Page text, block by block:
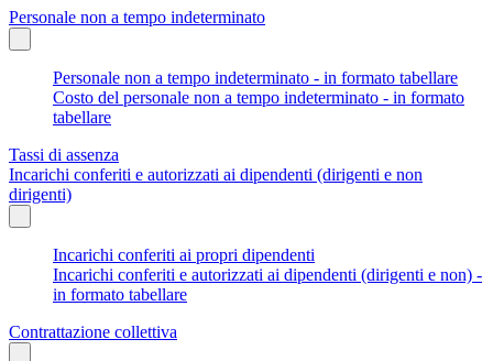
Personale non a tempo indeterminato
Personale non a tempo indeterminato - in formato tabellare
Costo del personale non a tempo indeterminato - in formato
tabellare
Tassi di assenza
Incarichi conferiti e autorizzati ai dipendenti (dirigenti e non
dirigenti)
Incarichi conferiti ai propri dipendenti
Incarichi conferiti e autorizzati ai dipendenti (dirigenti e non) -
in formato tabellare
Contrattazione collettiva